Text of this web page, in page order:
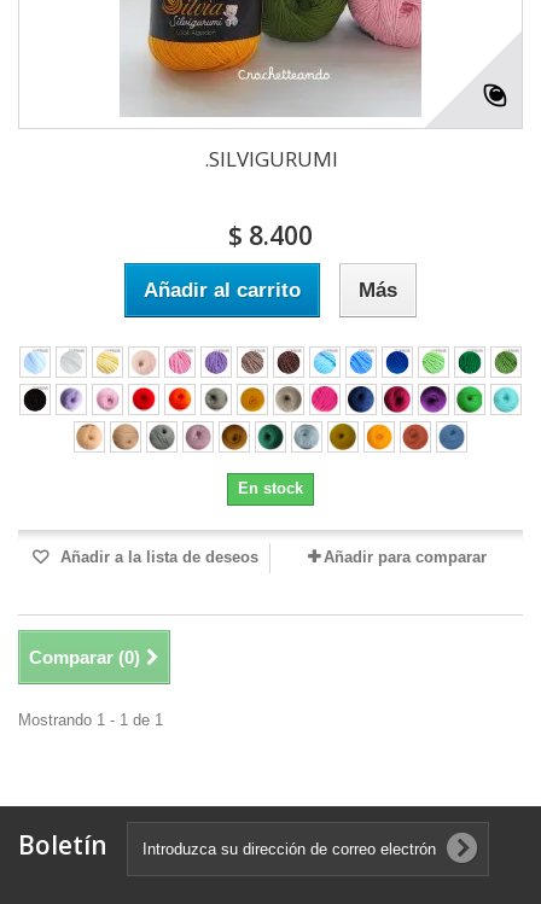
.SILVIGURUMI
$ 8.400
Añadir al carrito Más
En stock
Añadir a la lista de deseos Añadir para comparar
Comparar (0)
Mostrando 1 - 1 de 1
Boletín